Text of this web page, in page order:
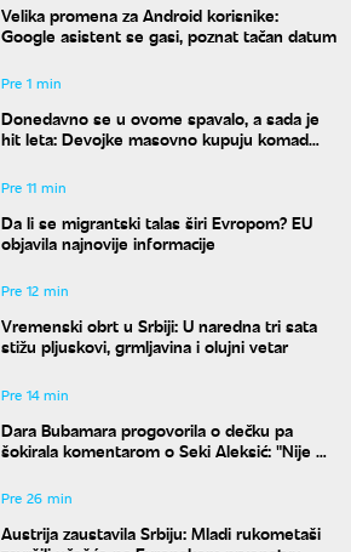
Velika promena za Android korisnike:
Google asistent se gasi, poznat tačan datum
Pre 1 min
Donedavno se u ovome spavalo, a sada je
hit leta: Devojke masovno kupuju komad
Pre 11 min
Da li se migrantski talas širi Evropom? EU
objavila najnovije informacije
Pre 12 min
Vremenski obrt u Srbiji: U naredna tri sata
stižu pljuskovi, grmljavina i olujni vetar
Pre 14 min
Dara Bubamara progovorila o dečku pa
šokirala komentarom o Seki Aleksić: "Nije mi
Pre 26 min
Austrija zaustavila Srbiju: Mladi rukometaši